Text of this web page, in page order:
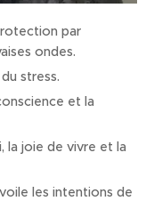
par
ondes.
stress.
et la
la joie de vivre et la
les intentions de